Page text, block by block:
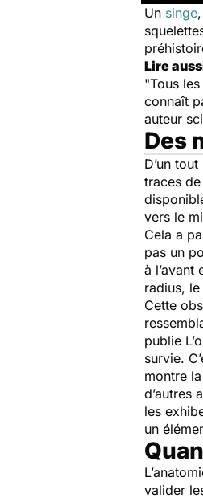
Un singe
Lire
"Tous
connaît
auteur
Des
D’un
traces
vers le
Cela a
pas un
à l’avant
radius,
Cette
publie
survie.
montre
d’autres
les
un
valider